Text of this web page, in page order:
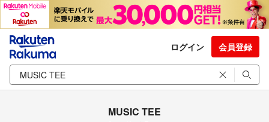
ログイン 会員登録
MUSIC TEE